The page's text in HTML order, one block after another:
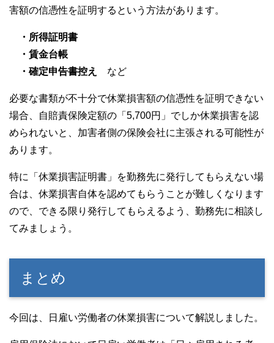
害額の信憑性を証明するという方法があります。
・所得証明書
・賃金台帳
・確定申告書控え
など
必要な書類が不十分で休業損害額の信憑性を証明できない
場合、自賠責保険定額の「5,700円」でしか休業損害を認
められないと、加害者側の保険会社に主張される可能性が
あります。
特に「休業損害証明書」を勤務先に発行してもらえない場
合は、休業損害自体を認めてもらうことが難しくなります
ので、できる限り発行してもらえるよう、勤務先に相談し
てみましょう。
まとめ
今回は、日雇い労働者の休業損害について解説しました。